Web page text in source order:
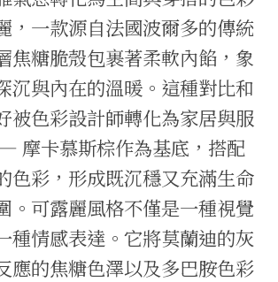
，一款源自法國波爾多的傳統
焦糖脆殼包裹著柔軟內餡，象
沉與內在的溫暖。這種對比和
被色彩設計師轉化為家居與服
摩卡慕斯棕作為基底，搭配
色彩，形成既沉穩又充滿生命
。可露麗風格不僅是一種視覺
種情感表達。它將莫蘭迪的灰
應的焦糖色澤以及多巴胺色彩